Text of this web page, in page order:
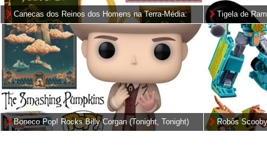
Canecas dos Reinos dos Homens na Terra-Média:
Gondor e Rohan (O Senhor dos Anéis)
Tigela de
Dinossauros
Boneco Pop! Rocks Billy Corgan (Tonight, Tonight)
da Banda The Smashing Pumpkins
Robôs
Mysterious